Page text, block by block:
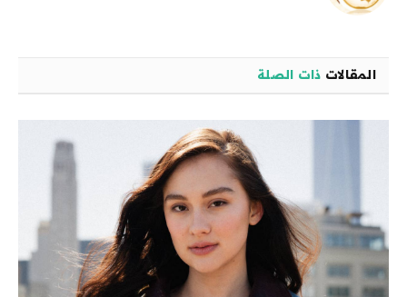
المقالات ذات الصلة